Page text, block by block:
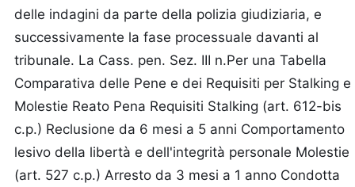
delle indagini da parte della polizia giudiziaria, e
successivamente la fase processuale davanti al
tribunale. La Cass. pen. Sez. III n.Per una Tabella
Comparativa delle Pene e dei Requisiti per Stalking e
Molestie Reato Pena Requisiti Stalking (art. 612-bis
c.p.) Reclusione da 6 mesi a 5 anni Comportamento
lesivo della libertà e dell'integrità personale Molestie
(art. 527 c.p.) Arresto da 3 mesi a 1 anno Condotta